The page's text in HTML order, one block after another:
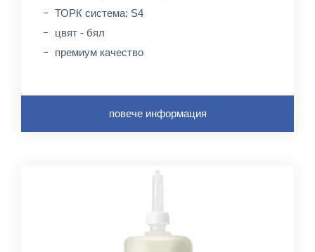
ТОРК система: S4
цвят - бял
премиум качество
повече информация